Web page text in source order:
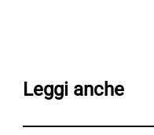
Leggi anche